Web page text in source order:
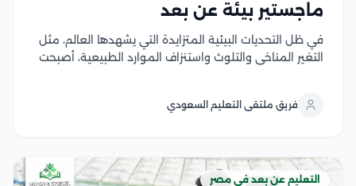
ماجستير بيئة عن بعد
في ظل التحديات البيئية المتزايدة التي يشهدها العالم، مثل
التغير المناخي والتلوث واستنزاف الموارد الطبيعية، أصبحت
الوجهات التعليمية المتميزة في دراسة ماجستير بيئة...
فريق ملتقى التعليم السعودي
التعليم عن بعد في مصر